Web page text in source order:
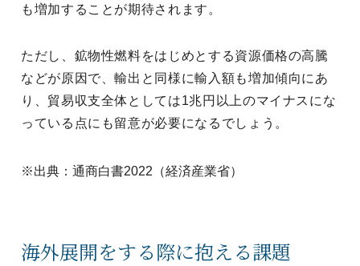
も増加することが期待されます。
ただし、鉱物性燃料をはじめとする資源価格の高騰
などが原因で、輸出と同様に輸入額も増加傾向にあ
り、貿易収支全体としては1兆円以上のマイナスにな
っている点にも留意が必要になるでしょう。
※出典：通商白書2022（経済産業省）
海外展開をする際に抱える課題